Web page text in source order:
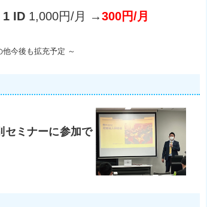
1 ID1,000円/月 →300円/月
他今後も拡充予定 ～
セミナーに参加で